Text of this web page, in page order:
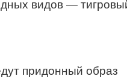
видов —
придонный образ